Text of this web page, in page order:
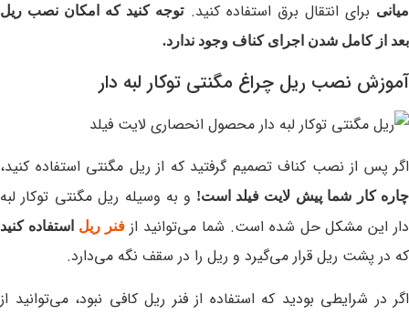
میانی برای انتقال برق استفاده کنید.توجه کنید که امکان نصب ریل
بعد از کامل شدن اجرای کناف وجود ندارد.
آموزش نصب ریل چراغ مگنتی توکار لبه دار
اگر پس از نصب کناف تصمیم گرفتید که از ریل مگنتی استفاده کنید،
چاره کار شما پیش لایت فیلد است! و به وسیله ریل مگنتی توکار لبه
دار این مشکل حل شده است. شما می‌توانید ازفنر ریل استفاده کنید
که در پشت ریل قرار می‌گیرد و ریل را در سقف نگه می‌دارد.
اگر در شرایطی بودید که استفاده از فنر ریل کافی نبود، می‌توانید از